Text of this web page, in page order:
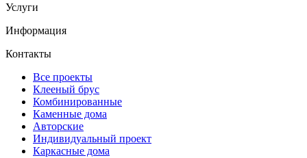
Услуги
Информация
Контакты
Все проекты
Клееный брус
Комбинированные
Каменные дома
Авторские
Индивидуальный проект
Каркасные дома